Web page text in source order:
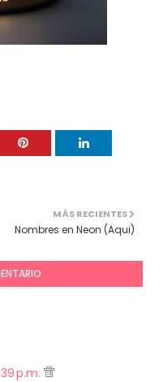
MÁS RECIENTES
Nombres en Neon (Aqui)
p.m.